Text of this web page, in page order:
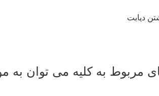
دیابت
مربوط به کلیه می توان به